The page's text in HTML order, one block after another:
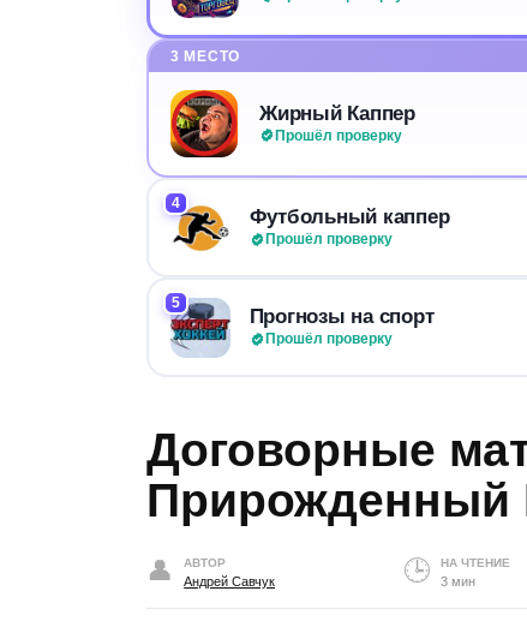
3 МЕСТО
Жирный Каппер
Прошёл проверку
4
Футбольный каппер
Прошёл проверку
5
Прогнозы на спорт
Прошёл проверку
Договорные
Прирожденный
АВТОР
Андрей Савчук
НА ЧТЕНИЕ
3 мин